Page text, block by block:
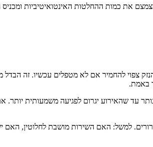
את כמות ההחלטות האינטואיטיביות ומכניס
צפוי להחמיר אם לא מטפלים עכשיו. זה
באמת.
עד שהאירוע יגרום לפגיעה משמעותית
למשל: האם השירות מושבת לחלוטין,